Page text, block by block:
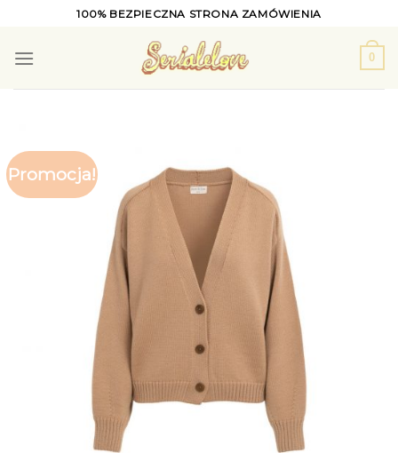
content
100% BEZPIECZNA STRONA ZAMÓWIENIA
0
Promocja!